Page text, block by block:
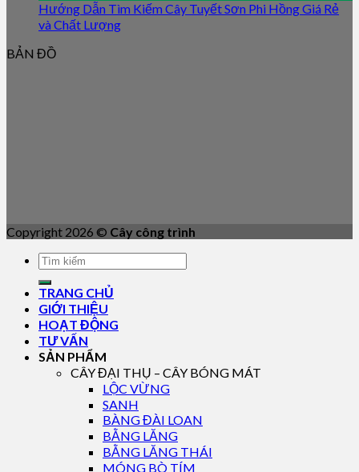
Hướng Dẫn Tìm Kiếm Cây Tuyết Sơn Phi Hồng Giá Rẻ
và Chất Lượng
BẢN ĐỒ
Copyright 2026 © Cây công trình
TRANG CHỦ
GIỚI THIỆU
HOẠT ĐỘNG
TƯ VẤN
SẢN PHẨM
CÂY ĐẠI THỤ – CÂY BÓNG MÁT
LỘC VỪNG
SANH
BÀNG ĐÀI LOAN
BẰNG LĂNG
BẰNG LĂNG THÁI
MÓNG BÒ TÍM